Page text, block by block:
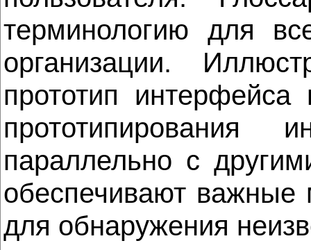
терминологию для
организации.
прототип
прототипирования
параллельно с
обеспечивают важные
для обнаружения